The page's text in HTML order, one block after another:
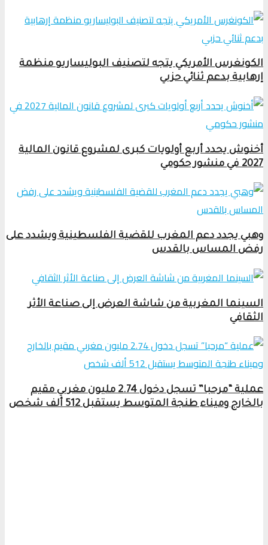
الكونغرس الأمريكي يتجه لتصنيف البوليساريو منظمة
إرهابية بدعم ثنائي حزبي
أخنوش يحدد أربع أولويات كبرى لمشروع قانون المالية
2027 في منشور حكومي
وهبي يجدد دعم المغرب للقضية الفلسطينية ويشدد على
رفض المساس بالقدس
السينما المغربية من شاشة العرض إلى صناعة الأثر
الثقافي
عملية “مرحبا” تسجل دخول 2.74 مليون مغربي مقيم
بالخارج وميناء طنجة المتوسط يستقبل 512 ألف شخص